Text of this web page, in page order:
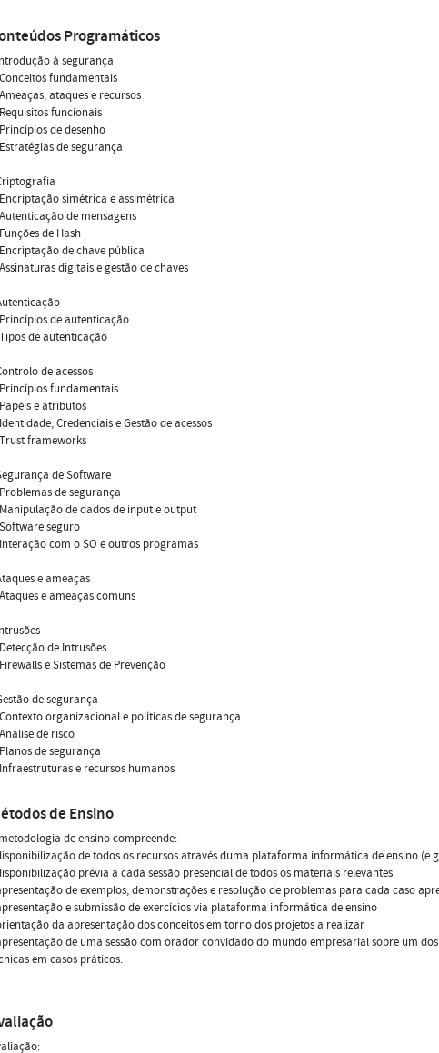
Programáticos
à segurança
fundamentais
ataques e recursos
funcionais
de desenho
de segurança
simétrica e assimétrica
de mensagens
de Hash
de chave pública
digitais e gestão de chaves
de autenticação
de autenticação
de acessos
fundamentais
e atributos
Credenciais e Gestão de acessos
frameworks
de Software
de segurança
de dados de input e output
seguro
com o SO e outros programas
e ameaças
e ameaças comuns
de Intrusões
e Sistemas de Prevenção
de segurança
organizacional e políticas de segurança
de risco
de segurança
e recursos humanos
de Ensino
de ensino compreende:
de todos os recursos através duma plataforma informática de ensino
prévia a cada sessão presencial de todos os materiais relevantes
de exemplos, demonstrações e resolução de problemas para cada caso
e submissão de exercícios via plataforma informática de ensino
da apresentação dos conceitos em torno dos projetos a realizar
de uma sessão com orador convidado do mundo empresarial sobre um
em casos práticos.